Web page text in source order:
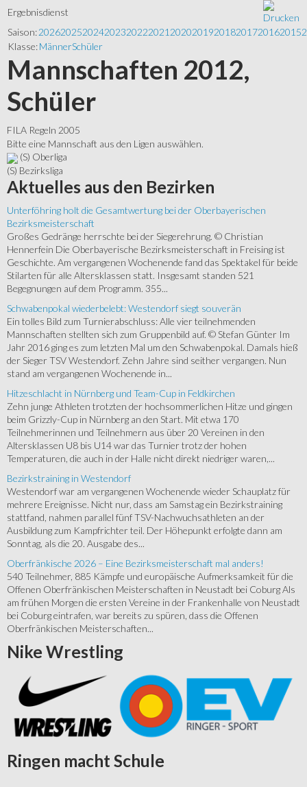
Ergebnisdienst
Saison:202620252024202320222021 202020192018201720162015
Klasse:MännerSchüler
Mannschaften 2012,
Schüler
FILA Regeln 2005
Bitte eine Mannschaft aus den Ligen auswählen.
(S) Oberliga
(S) Bezirksliga
Aktuelles aus den Bezirken
Unterföhring holt die Gesamtwertung bei der Oberbayerischen
Bezirksmeisterschaft
Großes Gedränge herrschte bei der Siegerehrung. © Christian
Hennerfein Die Oberbayerische Bezirksmeisterschaft in Freising ist
Geschichte. Am vergangenen Wochenende fand das Spektakel für beide
Stilarten für alle Altersklassen statt. Insgesamt standen 521
Begegnungen auf dem Programm. 355...
Schwabenpokal wiederbelebt: Westendorf siegt souverän
Ein tolles Bild zum Turnierabschluss: Alle vier teilnehmenden
Mannschaften stellten sich zum Gruppenbild auf. © Stefan Günter Im
Jahr 2016 ging es zum letzten Mal um den Schwabenpokal. Damals hieß
der Sieger TSV Westendorf. Zehn Jahre sind seither vergangen. Nun
stand am vergangenen Wochenende in...
Hitzeschlacht in Nürnberg und Team-Cup in Feldkirchen
Zehn junge Athleten trotzten der hochsommerlichen Hitze und gingen
beim Grizzly-Cup in Nürnberg an den Start. Mit etwa 170
Teilnehmerinnen und Teilnehmern aus über 20 Vereinen in den
Altersklassen U8 bis U14 war das Turnier trotz der hohen
Temperaturen, die auch in der Halle nicht direkt niedriger waren,...
Bezirkstraining in Westendorf
Westendorf war am vergangenen Wochenende wieder Schauplatz für
mehrere Ereignisse. Nicht nur, dass am Samstag ein Bezirkstraining
stattfand, nahmen parallel fünf TSV-Nachwuchsathleten an der
Ausbildung zum Kampfrichter teil. Der Höhepunkt erfolgte dann am
Sonntag, als die 20. Ausgabe des...
Oberfränkische 2026 – Eine Bezirksmeisterschaft mal anders!
540 Teilnehmer, 885 Kämpfe und europäische Aufmerksamkeit für die
Offenen Oberfränkischen Meisterschaften in Neustadt bei Coburg Als
am frühen Morgen die ersten Vereine in der Frankenhalle von Neustadt
bei Coburg eintrafen, war bereits zu spüren, dass die Offenen
Oberfränkischen Meisterschaften...
Nike Wrestling
Ringen macht Schule